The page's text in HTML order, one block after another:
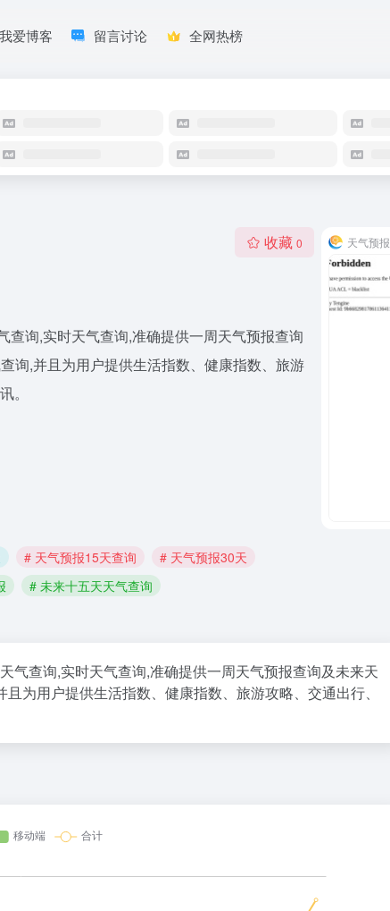
我爱博客 留言讨论 全网热榜
收藏 0
询,实时天气查询,准确提供一周天气预报查询
询,并且为用户提供生活指数、健康指数、旅游
。
# 天气预报15天查询
# 天气预报30天
# 未来十五天天气查询
天气预报
气查询,实时天气查询,准确提供一周天气预报查询及未来天
为用户提供生活指数、健康指数、旅游攻略、交通出行、